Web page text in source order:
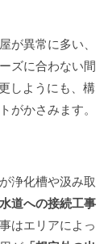
が異常に多い、
ズに合わない間
しようにも、構
がかさみます。
浄化槽や汲み取
道への接続工事
はエリアによっ